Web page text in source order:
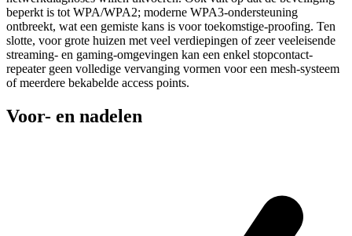
beperkt is tot WPA/WPA2; moderne WPA3-ondersteuning
ontbreekt, wat een gemiste kans is voor toekomstige-proofing. Ten
slotte, voor grote huizen met veel verdiepingen of zeer veeleisende
streaming- en gaming-omgevingen kan een enkel stopcontact-
repeater geen volledige vervanging vormen voor een mesh-systeem
of meerdere bekabelde access points.
Voor- en nadelen